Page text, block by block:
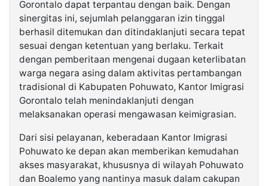
Gorontalo dapat terpantau dengan baik. Dengan
sinergitas ini, sejumlah pelanggaran izin tinggal
berhasil ditemukan dan ditindaklanjuti secara tepat
sesuai dengan ketentuan yang berlaku. Terkait
dengan pemberitaan mengenai dugaan keterlibatan
warga negara asing dalam aktivitas pertambangan
tradisional di Kabupaten Pohuwato, Kantor Imigrasi
Gorontalo telah menindaklanjuti dengan
melaksanakan operasi mengawasan keimigrasian.
Dari sisi pelayanan, keberadaan Kantor Imigrasi
Pohuwato ke depan akan memberikan kemudahan
akses masyarakat, khususnya di wilayah Pohuwato
dan Boalemo yang nantinya masuk dalam cakupan